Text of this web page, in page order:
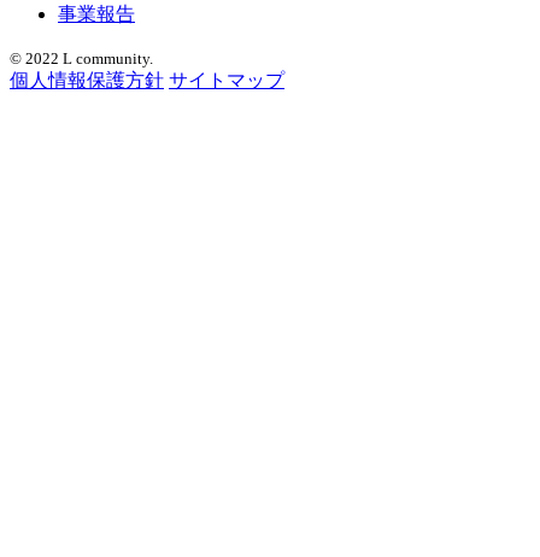
事業報告
© 2022 L community.
個人情報保護方針 サイトマップ